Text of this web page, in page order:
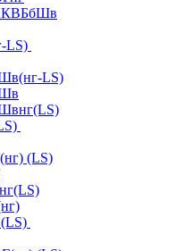
LS)
LS)
(LS)